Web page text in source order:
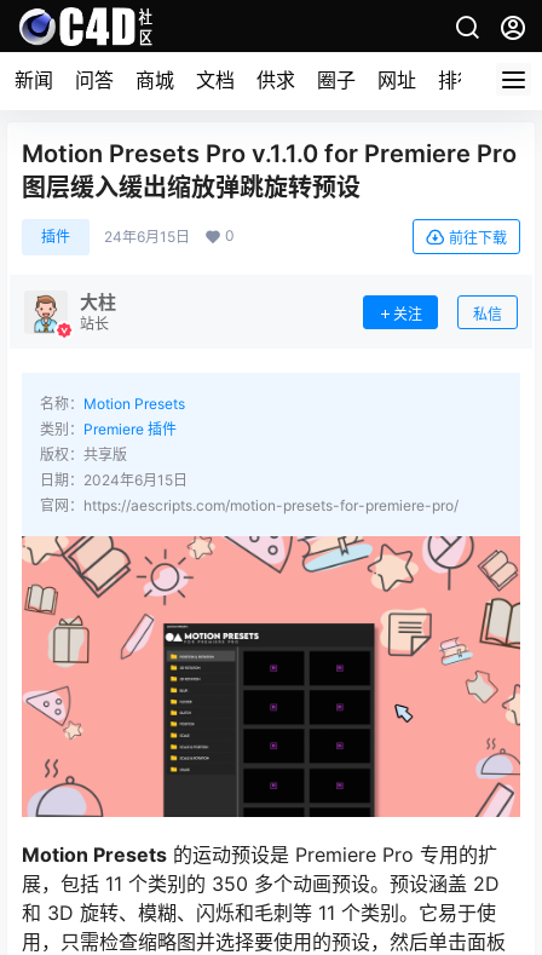
新闻 问答 商城 文档 供求 圈子 网址 排行榜
Motion Presets Pro v.1.1.0 for Premiere Pro
图层缓入缓出缩放弹跳旋转预设
插件 24年6月15日 0 前往下载
大柱
站长
关注 私信
名称： Motion Presets
类别： Premiere 插件
版权：共享版
日期：2024年6月15日
官网：https://aescripts.com/motion-presets-for-premiere-pro/
Motion Presets 的运动预设是 Premiere Pro 专用的扩
展，包括 11 个类别的 350 多个动画预设。预设涵盖 2D
和 3D 旋转、模糊、闪烁和毛刺等 11 个类别。它易于使
用，只需检查缩略图并选择要使用的预设，然后单击面板